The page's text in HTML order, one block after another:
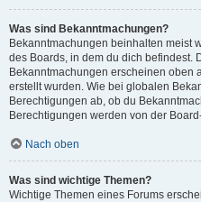
Was sind Bekanntmachungen?
Bekanntmachungen beinhalten meist
des Boards, in dem du dich befindest.
Bekanntmachungen erscheinen oben
erstellt wurden. Wie bei globalen
Berechtigungen ab, ob du
Berechtigungen werden von der
Nach oben
Was sind wichtige Themen?
Wichtige Themen eines Forums